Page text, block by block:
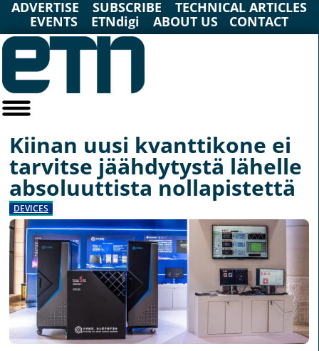
ADVERTISE SUBSCRIBE
TECHNICAL ARTICLES
EVENTS
ETNdigi ABOUT US CONTACT
Kiinan uusi kvanttikone ei
tarvitse jäähdytystä lähelle
absoluuttista nollapistettä
DEVICES